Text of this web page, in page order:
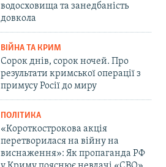
водосховища та занедбаність
довкола
ВІЙНА ТА КРИМ
Сорок днів, сорок ночей. Про
результати кримської операції з
примусу Росії до миру
ПОЛІТИКА
«Короткострокова акція
перетворилася на війну на
виснаження»: Як пропаганда РФ